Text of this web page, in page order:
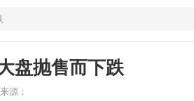
盘抛售而下跌
来源：